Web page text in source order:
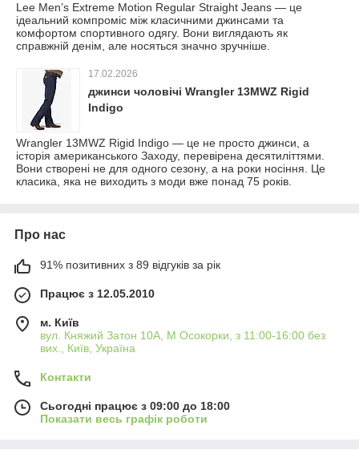
Lee Men’s Extreme Motion Regular Straight Jeans — це
ідеальний компроміс між класичними джинсами та
комфортом спортивного одягу. Вони виглядають як
справжній денім, але носяться значно зручніше.
17.02.2026
джинси чоловічі Wrangler 13MWZ Rigid
Indigo
Wrangler 13MWZ Rigid Indigo — це не просто джинси, а
історія американського Заходу, перевірена десятиліттями.
Вони створені не для одного сезону, а на роки носіння. Це
класика, яка не виходить з моди вже понад 75 років.
Про нас
91% позитивних з 89 відгуків за рік
Працює з 12.05.2010
м. Київ
вул. Княжий Затон 10А, М Осокорки, з 11:00-16:00 без
вих., Київ, Україна
Контакти
Сьогодні працює з 09:00 до 18:00
Показати весь графік роботи